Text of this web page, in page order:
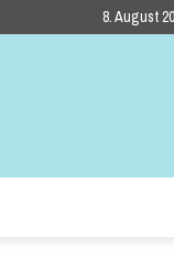
8. August